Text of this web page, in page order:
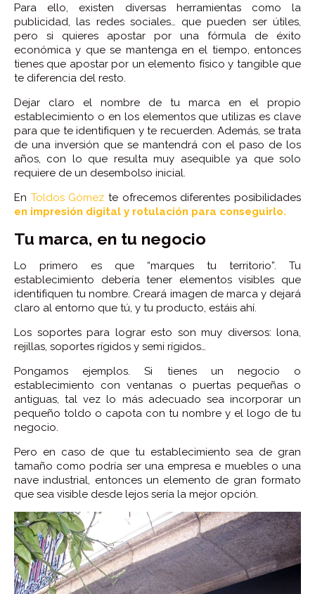
Para ello, existen diversas herramientas como la
publicidad, las redes sociales… que pueden ser útiles,
pero si quieres apostar por una fórmula de éxito
económica y que se mantenga en el tiempo, entonces
tienes que apostar por un elemento físico y tangible que
te diferencia del resto.
Dejar claro el nombre de tu marca en el propio
establecimiento o en los elementos que utilizas es clave
para que te identifiquen y te recuerden. Además, se trata
de una inversión que se mantendrá con el paso de los
años, con lo que resulta muy asequible ya que solo
requiere de un desembolso inicial.
En Toldos Gómez te ofrecemos diferentes posibilidades
en impresión digital y rotulación para conseguirlo.
Tu marca, en tu negocio
Lo primero es que “marques tu territorio”. Tu
establecimiento debería tener elementos visibles que
identifiquen tu nombre. Creará imagen de marca y dejará
claro al entorno que tú, y tu producto, estáis ahí.
Los soportes para lograr esto son muy diversos: lona,
rejillas, soportes rígidos y semi rígidos…
Pongamos ejemplos. Si tienes un negocio o
establecimiento con ventanas o puertas pequeñas o
antiguas, tal vez lo más adecuado sea incorporar un
pequeño toldo o capota con tu nombre y el logo de tu
negocio.
Pero en caso de que tu establecimiento sea de gran
tamaño como podría ser una empresa e muebles o una
nave industrial, entonces un elemento de gran formato
que sea visible desde lejos sería la mejor opción.